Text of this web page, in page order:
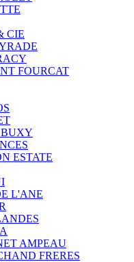
CIE
FOURCAT
ESTATE
L'ANE
AMPEAU
FRERES